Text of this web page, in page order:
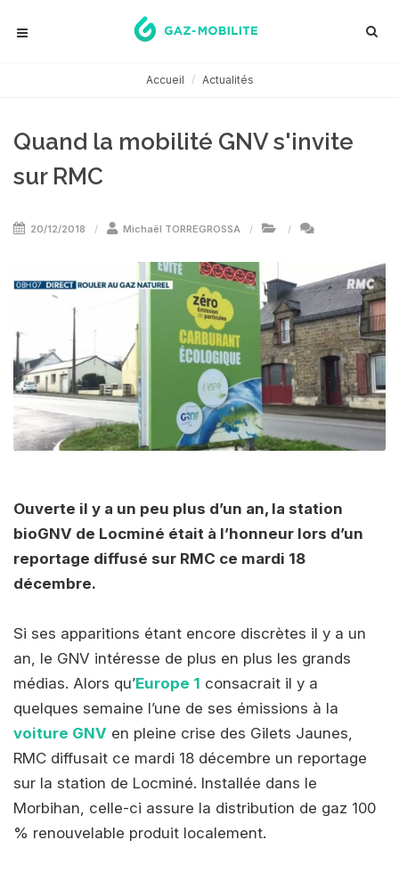
Accueil Actualités
Quand la mobilité GNV s'invite
sur RMC
20/12/2018 Michaël TORREGROSSA
Ouverte il y a un peu plus d’un an, la station
bioGNV de Locminé était à l’honneur lors d’un
reportage diffusé sur RMC ce mardi 18
décembre.
Si ses apparitions étant encore discrètes il y a un
an, le GNV intéresse de plus en plus les grands
médias. Alors qu’Europe 1 consacrait il y a
quelques semaine l’une de ses émissions à la
voiture GNV en pleine crise des Gilets Jaunes,
RMC diffusait ce mardi 18 décembre un reportage
sur la station de Locminé. Installée dans le
Morbihan, celle-ci assure la distribution de gaz 100
% renouvelable produit localement.